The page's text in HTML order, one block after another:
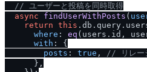
/ / ユーザーと投稿を同時取得
async
findUserWithPosts (
return this . db . query .
where : eq (users. id ,
with : {
posts : true , / / リレー
      },